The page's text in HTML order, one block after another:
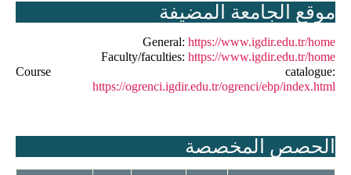
موقع الجامعة المضيفة
General: https://www.igdir.edu.tr/home
Faculty/faculties: https://www.igdir.edu.tr/home
Course catalogue:
https://ogrenci.igdir.edu.tr/ogrenci/ebp/index.html
الحصص المخصصة